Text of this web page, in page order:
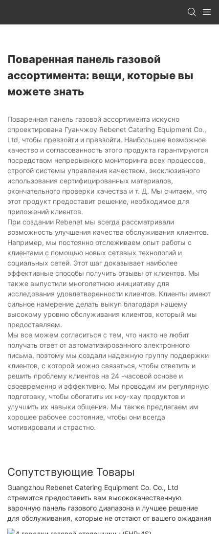
Поваренная панель газовой
ассортимента: вещи, которые вы
можете знать
Поваренная панель газовой ассортимента искусно
спроектирована Гуанчжоу Rebenet Catering Equipment Co.,
Ltd, чтобы превзойти и превзойти. Наибольшее возможное
качество и согласованность этого продукта гарантируются
посредством непрерывного мониторинга всех процессов,
строгой системы управления качеством, эксклюзивного
использования сертифицированных материалов,
окончательного проверки качества и т. Д. Мы считаем, что
этот продукт предоставит решение, необходимое для
приложений клиентов.
При создании Rebenet мы всегда рассматривали
возможность улучшения качества обслуживания клиентов.
Например, мы постоянно отслеживаем опыт работы с
клиентами с помощью новых сетевых технологий и
социальных сетей. Этот шаг доказывает наиболее
эффективные способы получить отзывы от клиентов. Мы
также выпустили многолетнюю инициативу для
исследования удовлетворенности клиентов. Клиенты имеют
сильное намерение делать выкуп благодаря нашему
высокому уровню обслуживания клиентов, который мы
предоставляем.
Мы все можем согласиться с тем, что никто не любит
получать ответ от автоматизированного электронного
письма, поэтому мы создали надежную группу поддержки
клиентов, с которой можно связаться, чтобы ответить и
решить проблему клиентов на 24 -часовой основе и
своевременно и эффективно. Мы проводим им регулярную
подготовку, чтобы обогатить их ноу-хау продуктов и
улучшить их навыки общения. Мы также предлагаем им
хорошее рабочее состояние, чтобы они всегда
мотивировали и страстно.
Сопутствующие Товары
Guangzhou Rebenet Catering Equipment Co. Co., Ltd
стремится предоставить вам высококачественную
варочную панель газового диапазона и лучшее решение
для обслуживания, которые не отстают от вашего ожидания